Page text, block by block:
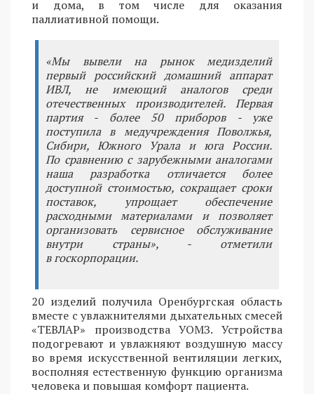
и дома, в том числе для оказания
паллиативной помощи.
«Мы вывели на рынок медизделий
первый российский домашний аппарат
ИВЛ, не имеющий аналогов среди
отечественных производителей. Первая
партия - более 50 приборов - уже
поступила в медучреждения Поволжья,
Сибири, Южного Урала и юга России.
По сравнению с зарубежными аналогами
наша разработка отличается более
доступной стоимостью, сокращает сроки
поставок, упрощает обеспечение
расходными материалами и позволяет
организовать сервисное обслуживание
внутри страны», - отметили
в госкорпорации.
20 изделий получила Оренбургская область
вместе с увлажнителями дыхательных смесей
«ТЕВЛАР» производства УОМЗ. Устройства
подогревают и увлажняют воздушную массу
во время искусственной вентиляции легких,
восполняя естественную функцию организма
человека и повышая комфорт пациента.